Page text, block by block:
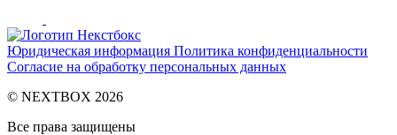
Юридическая информация Политика конфиденциальности
Согласие на обработку персональных данных
© NEXTBOX 2026
Все права защищены